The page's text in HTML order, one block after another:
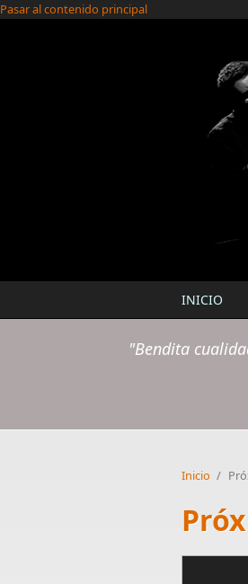
Pasar al contenido principal
INICIO
"Bendita
Inicio /